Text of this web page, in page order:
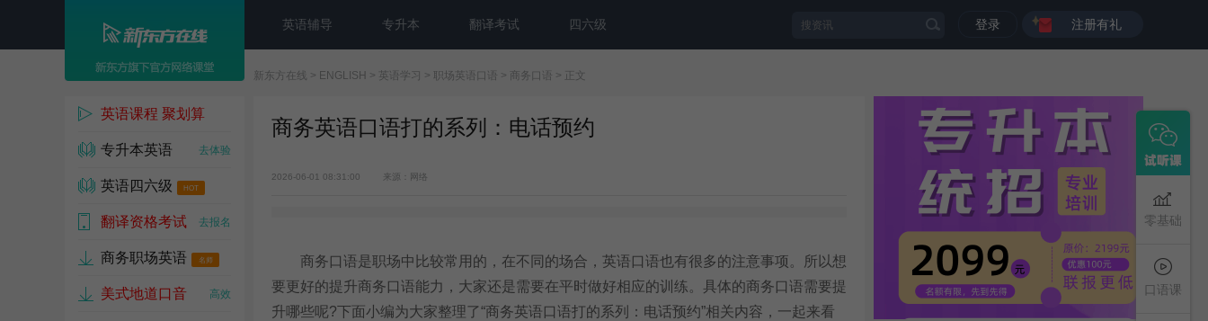
英语辅导 专升本 翻译考试 四六级 登录 注册有礼
新东方在线 > ENGLISH > 英语学习 > 职场英语口语 > 商务口语 > 正文
英语课程 聚划算
1w人已参与
专升本英语 去体验
英语四六级 HOT
去试听
翻译资格考试 去报名
商务职场英语 名师
美式地道口音 高效
商务英语口语打的系列：电话预约
2026-06-01 08:31:00 来源：网络
商务口语是职场中比较常用的，在不同的场合，英语口语也有很多的注意事项。所以想
要更好的提升商务口语能力，大家还是需要在平时做好相应的训练。具体的商务口语需要提
升哪些呢?下面小编为大家整理了“商务英语口语打的系列：电话预约”相关内容，一起来看
零基础
口语课